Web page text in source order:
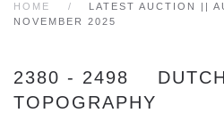
HOME
LATEST AUCTION ||
NOVEMBER 2025
2380 - 2498 DUTCH
TOPOGRAPHY